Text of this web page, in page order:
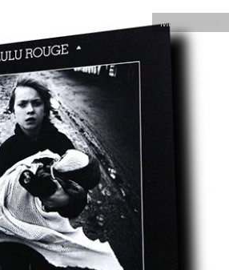
Musikberichte